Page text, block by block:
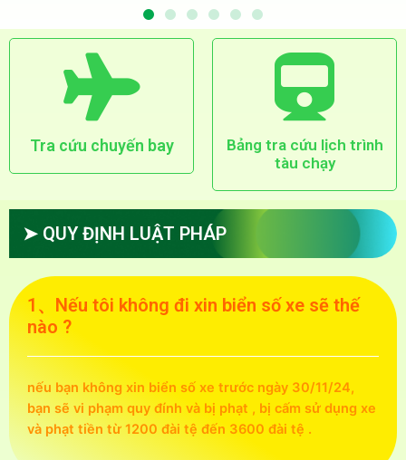
Tra cứu chuyến bay
Bảng tra cứu lịch trình
tàu chạy
➤ QUY ĐỊNH LUẬT PHÁP
1、Nếu tôi không đi xin biển số xe sẽ thế
nào ?
nếu bạn không xin biển số xe trước ngày 30/11/24,
bạn sẽ vi phạm quy đính và bị phạt , bị cấm sử dụng xe
và phạt tiền từ 1200 đài tệ đến 3600 đài tệ .